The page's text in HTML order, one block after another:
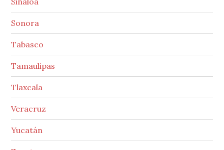
Sonora
Tabasco
Tamaulipas
Tlaxcala
Veracruz
Yucatán